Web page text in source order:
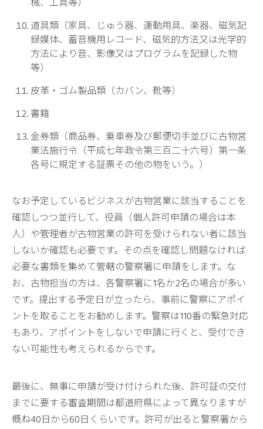
械、工具等）
道具類（家具、じゅう器、運動用具、楽器、磁気記
録媒体、蓄音機用レコード、磁気的方法又は光学的
方法により音、影像又はプログラムを記録した物
等）
皮革・ゴム製品類（カバン、靴等）
書籍
金券類（商品券、乗車券及び郵便切手並びに古物営
業法施行令（平成七年政令第三百二十六号）第一条
各号に規定する証票その他の物をいう。）
なお予定しているビジネスが古物営業に該当することを
確認しつつ並行して、役員（個人許可申請の場合は本
人）や管理者が古物営業の許可を受けられない者に該当
しないか確認も必要です。その点を確認し問題なければ
必要な書類を集めて管轄の警察署に申請をします。な
お、古物担当の方は、各警察署に1名か2名の場合が多い
です。提出する予定日が立ったら、事前に警察にアポイ
ントを取ることをお勧めします。警察は110番の緊急対応
もあり、アポイントをしないで申請に行くと、受付でき
ない可能性も考えられるからです。
最後に、無事に申請が受け付けられた後、許可証の交付
までに要する審査期間は都道府県によって異なりますが
概ね40日から60日くらいです。許可が出ると警察署から